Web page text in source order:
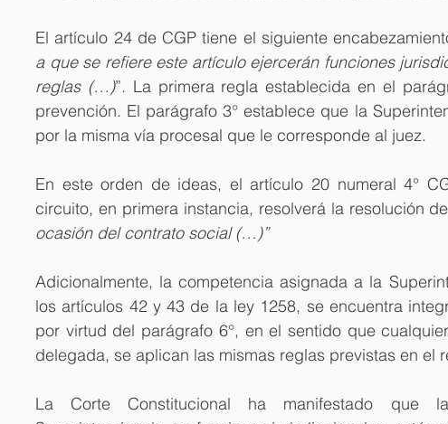
El artículo 24 de CGP tiene el siguiente
a que se refiere este artículo ejercerán funciones
reglas (…)”. La primera regla establecida en el
prevención. El parágrafo 3° establece que la
por la misma vía procesal que le corresponde al juez.
En este orden de ideas, el artículo 20 numeral 4°
circuito, en primera instancia, resolverá la resolución
ocasión del contrato social (…)”
Adicionalmente, la competencia asignada a la
los artículos 42 y 43 de la ley 1258, se encuentra
por virtud del parágrafo 6°, en el sentido que
delegada, se aplican las mismas reglas previstas en el
La Corte Constitucional ha manifestado que